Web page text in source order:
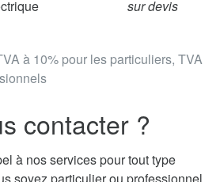
à 10% pour les particuliers, TVA
sur devis
contacter ?
à nos services pour tout type
soyez particulier ou professionnel.